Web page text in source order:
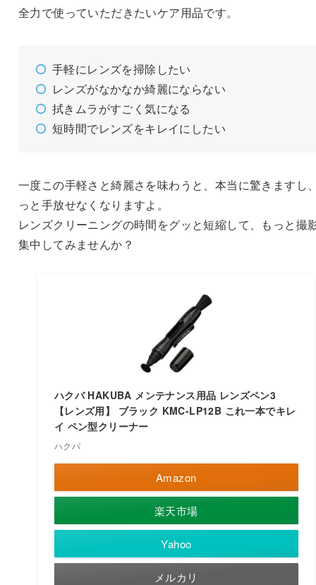
全力で使っていただきたいケア用品です。
手軽にレンズを掃除したい
レンズがなかなか綺麗にならない
拭きムラがすごく気になる
短時間でレンズをキレイにしたい
一度この手軽さと綺麗さを味わうと、本当に驚きますし
っと手放せなくなりますよ。
レンズクリーニングの時間をグッと短縮して、もっと撮
集中してみませんか？
ハクバ HAKUBA メンテナンス用品 レンズペン3
【レンズ用】 ブラック KMC-LP12B これ一本でキレ
イ ペン型クリーナー
ハクバ
Amazon
楽天市場
Yahoo
メルカリ